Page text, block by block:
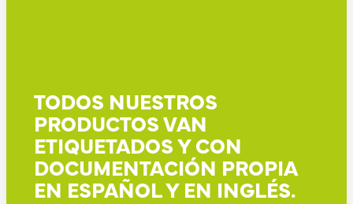
TODOS NUESTROS
PRODUCTOS VAN
ETIQUETADOS Y CON
DOCUMENTACIÓN PROPIA
EN ESPAÑOL Y EN INGLÉS.